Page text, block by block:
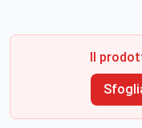
Il